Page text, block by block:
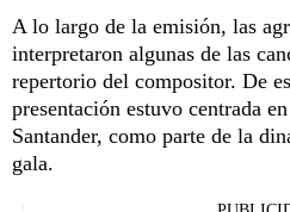
A lo largo de la emisión, las
interpretaron algunas de las
repertorio del compositor. De
presentación estuvo centrada
Santander, como parte de la
gala.